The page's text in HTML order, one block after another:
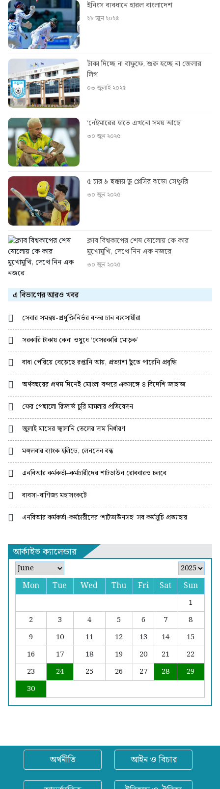
ইনিংস ব্যবধানে হারল বাংলাদেশ
২৮ জুন ২০২৫
টাকা দিচ্ছে না বাফুফে, শুরু হচ্ছে না জেলার
লিগ
০৩ জুলাই ২০২৫
‘নেইমারের হাতে এখনো সময় আছে’
৩০ জুন ২০২৫
৫ চার ৯ ছক্কায় ডু প্লেসির ঝড়ো সেঞ্চুরি
৩০ জুন ২০২৫
ক্লাব বিশ্বকাপের শেষ ষোলোয় কে কার
মুখোমুখি, দেখে নিন এক নজরে
৩০ জুন ২০২৫
এ বিভাগের আরও খবর
সেবার সমন্বয়-প্রযুক্তিনির্ভর বন্দর চান ব্যবসায়ীরা
সরকারি টাকায় কেনা ওষুধে ‘বেসরকারি মোড়ক’
বাধা পেরিয়ে বেড়েছে রপ্তানি আয়, প্রত্যাশা ছুঁতে পারেনি প্রবৃদ্ধি
অর্থবছরের প্রথম দিনেই মোংলা বন্দরে একসঙ্গে ৪ বিদেশি জাহাজ
ফের পেছালো রিজার্ভ চুরি মামলার প্রতিবেদন
জুলাই মাসের জ্বালানি তেলের দাম নির্ধারণ
মঙ্গলবার ব্যাংক হলিডে, লেনদেন বন্ধ
এনবিআর কর্মকর্তা–কর্মচারীদের শাটডাউন রোববারও চলবে
ব্যবসা-বাণিজ্য মহাসংকটে
এনবিআর কর্মকর্তা-কর্মচারীদের ‘শাটডাউনসহ’ সব কর্মসূচি প্রত্যাহার
আর্কাইভ ক্যালেন্ডার
Mon Tue Wed Thu Fri Sat Sun
1
2
3 4 5 6 7
8
9
10 11 12 13 14
15
16
17 18 19 20 21
22
23
24 25 26 27 28
29
30
অর্থনীতি আইন ও বিচার